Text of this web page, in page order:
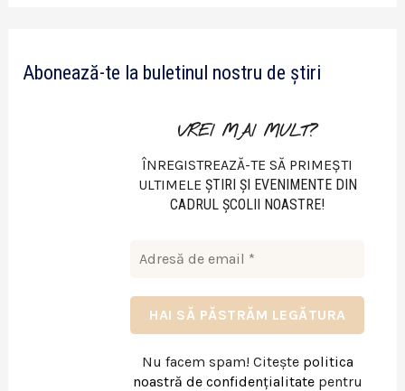
o
Abonează-te la buletinul nostru de știri
VREI MAI MULT?
ÎNREGISTREAZĂ-TE SĂ PRIMEȘTI
ULTIMELE ŞTIRI ŞI EVENIMENTE DIN
CADRUL ŞCOLII NOASTRE!
Nu facem spam! Citește politica
noastră de confidențialitatepentru